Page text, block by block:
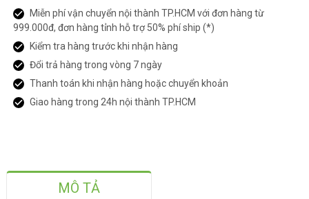
Miễn phí vận chuyển nội thành TP.HCM với đơn hàng từ
999.000đ, đơn hàng tỉnh hỗ trợ 50% phí ship (*)
Kiểm tra hàng trước khi nhận hàng
Đổi trả hàng trong vòng 7 ngày
Thanh toán khi nhận hàng hoặc chuyển khoản
Giao hàng trong 24h nội thành TP.HCM
MÔ TẢ